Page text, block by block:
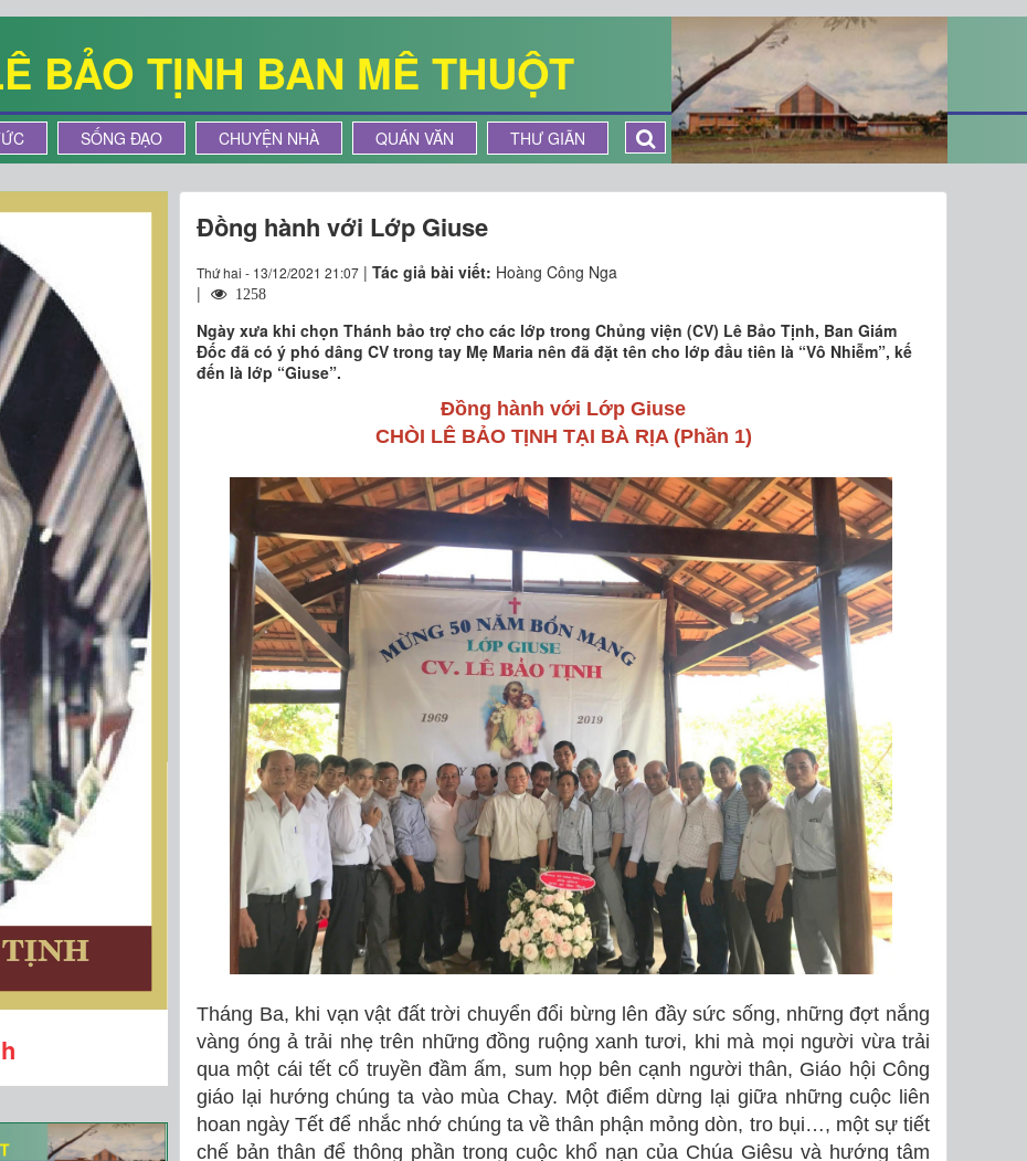
BẢO TỊNH BAN MÊ THUỘT
SỐNG ĐẠO CHUYỆN NHÀ QUÁN VĂN THƯ GIÃN
Đồng hành với Lớp Giuse
Thứ hai - 13/12/2021 21:07 |Tác giả bài viết: Hoàng Công Nga
|
1258
Ngày xưa khi chọn Thánh bảo trợ cho các lớp trong Chủng viện (CV) Lê Bảo Tịnh, Ban Giám
Đốc đã có ý phó dâng CV trong tay Mẹ Maria nên đã đặt tên cho lớp đầu tiên là “Vô Nhiễm”, kế
đến là lớp “Giuse”.
Đồng hành với Lớp Giuse
CHÒI LÊ BẢO TỊNH TẠI BÀ RỊA (Phần 1)
Tháng Ba, khi vạn vật đất trời chuyển đổi bừng lên đầy sức sống, những đợt nắng
vàng óng ả trải nhẹ trên những đồng ruộng xanh tươi, khi mà mọi người vừa trải
qua một cái tết cổ truyền đầm ấm, sum họp bên cạnh người thân, Giáo hội Công
giáo lại hướng chúng ta vào mùa Chay. Một điểm dừng lại giữa những cuộc liên
hoan ngày Tết để nhắc nhớ chúng ta về thân phận mỏng dòn, tro bụi…, một sự tiết
chế bản thân để thông phần trong cuộc khổ nạn của Chúa Giêsu và hướng tâm